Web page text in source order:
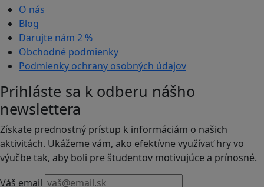
O nás
Blog
Darujte nám 2 %
Obchodné podmienky
Podmienky ochrany osobných údajov
Prihláste sa k odberu nášho
newslettera
Získate prednostný prístup k informáciám o našich
aktivitách. Ukážeme vám, ako efektívne využívať hry vo
výučbe tak, aby boli pre študentov motivujúce a prínosné.
Váš email